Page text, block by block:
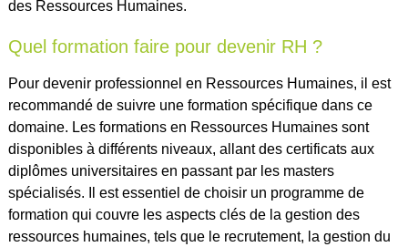
des Ressources Humaines.
Quel formation faire pour devenir RH ?
Pour devenir professionnel en Ressources Humaines, il est
recommandé de suivre une formation spécifique dans ce
domaine. Les formations en Ressources Humaines sont
disponibles à différents niveaux, allant des certificats aux
diplômes universitaires en passant par les masters
spécialisés. Il est essentiel de choisir un programme de
formation qui couvre les aspects clés de la gestion des
ressources humaines, tels que le recrutement, la gestion du